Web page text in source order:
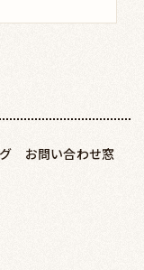
お問い合わせ窓